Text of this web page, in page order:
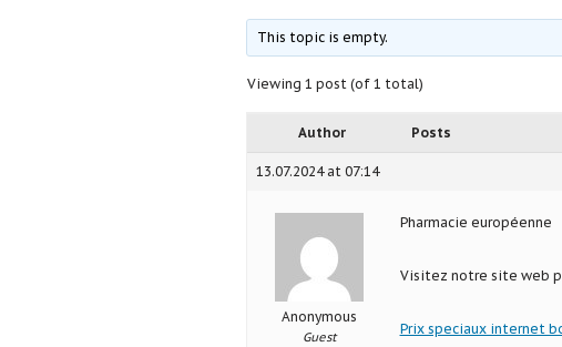
This topic is empty.
Viewing 1 post (of 1 total)
Author Posts
13.07.2024 at 07:14
Anonymous
Guest
Pharmacie européenne
Visitez notre site web
Prix speciaux internet